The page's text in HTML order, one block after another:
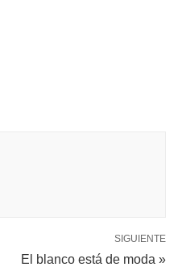
SIGUIENTE
El blanco está de moda »